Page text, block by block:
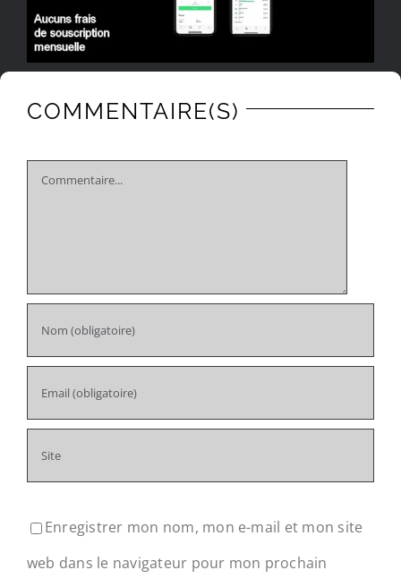
COMMENTAIRE(S)
Comment
Enregistrer mon nom, mon e-mail et mon site
web dans le navigateur pour mon prochain